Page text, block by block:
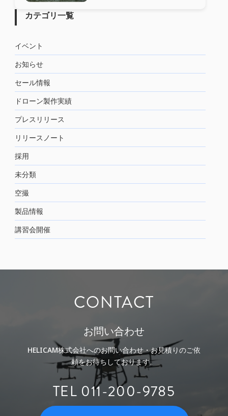
カテゴリ一覧
イベント
お知らせ
セール情報
ドローン製作実績
プレスリリース
リリースノート
採用
未分類
空撮
製品情報
講習会開催
CONTACT
お問い合わせ
HELICAM株式会社へのお問い合わせ・お見積りのご依
頼をお待ちしております。
TEL 011-200-9785